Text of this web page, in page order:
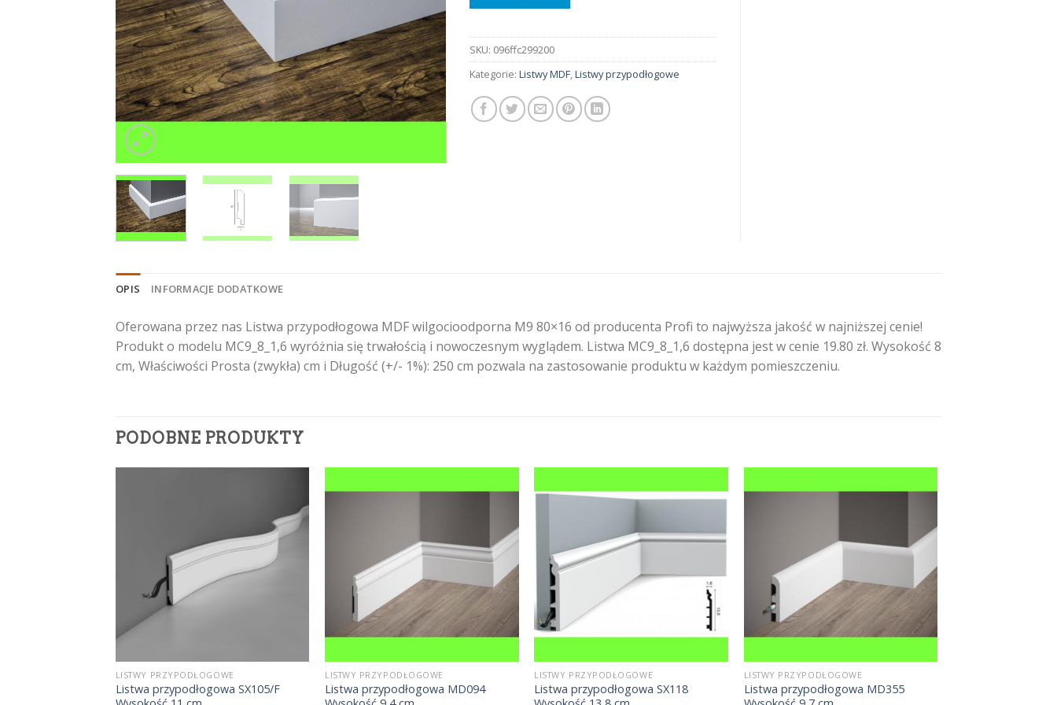
SKU: 096ffc299200
Kategorie: Listwy MDF,Listwy przypodłogowe
OPIS INFORMACJE DODATKOWE
Oferowana przez nas Listwa przypodłogowa MDF wilgocioodporna M9 80×16 od producenta Profi to najwyższa jakość w najniższej cenie!
Produkt o modelu MC9_8_1,6 wyróżnia się trwałością i nowoczesnym wyglądem. Listwa MC9_8_1,6 dostępna jest w cenie 19.80 zł. Wysokość 8
cm, Właściwości Prosta (zwykła) cm i Długość (+/- 1%): 250 cm pozwala na zastosowanie produktu w każdym pomieszczeniu.
PODOBNE PRODUKTY
LISTWY PRZYPODŁOGOWE
Listwa przypodłogowa SX105/F
LISTWY PRZYPODŁOGOWE
Listwa przypodłogowa MD094
LISTWY PRZYPODŁOGOWE
Listwa przypodłogowa SX118
LISTWY PRZYPODŁOGOWE
Listwa przypodłogowa MD355